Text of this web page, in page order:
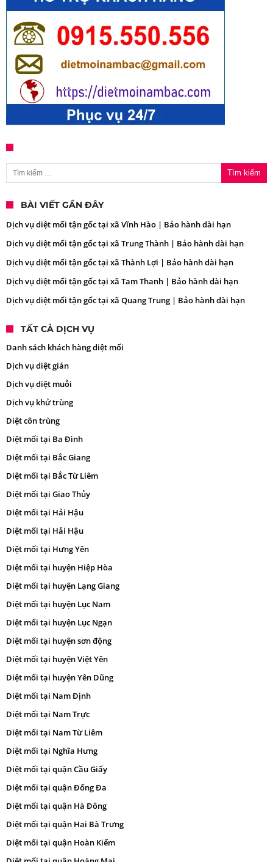
Tìm kiếm cho:
BÀI VIẾT GẦN ĐÂY
Dịch vụ diệt mối tận gốc tại xã Vĩnh Hào | Bảo hành dài hạn
Dịch vụ diệt mối tận gốc tại xã Trung Thành | Bảo hành dài hạn
Dịch vụ diệt mối tận gốc tại xã Thành Lợi | Bảo hành dài hạn
Dịch vụ diệt mối tận gốc tại xã Tam Thanh | Bảo hành dài hạn
Dịch vụ diệt mối tận gốc tại xã Quang Trung | Bảo hành dài hạn
TẤT CẢ DỊCH VỤ
Danh sách khách hàng diệt mối
Dịch vụ diệt gián
Dịch vụ diệt muỗi
Dịch vụ khử trùng
Diệt côn trùng
Diệt mối tại Ba Đình
Diệt mối tại Bắc Giang
Diệt mối tại Bắc Từ Liêm
Diệt mối tại Giao Thủy
Diệt mối tại Hải Hậu
Diệt mối tại Hải Hậu
Diệt mối tại Hưng Yên
Diệt mối tại huyện Hiệp Hòa
Diệt mối tại huyện Lạng Giang
Diệt mối tại huyện Lục Nam
Diệt mối tại huyện Lục Ngạn
Diệt mối tại huyện sơn động
Diệt mối tại huyện Việt Yên
Diệt mối tại huyện Yên Dũng
Diệt mối tại Nam Định
Diệt mối tại Nam Trực
Diệt mối tại Nam Từ Liêm
Diệt mối tại Nghĩa Hưng
Diệt mối tại quận Cầu Giấy
Diệt mối tại quận Đống Đa
Diệt mối tại quận Hà Đông
Diệt mối tại quận Hai Bà Trưng
Diệt mối tại quận Hoàn Kiếm